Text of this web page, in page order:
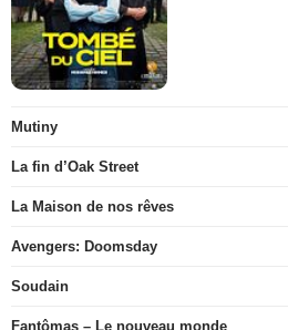
Mutiny
La fin d’Oak Street
La Maison de nos rêves
Avengers: Doomsday
Soudain
Fantômas – Le nouveau monde